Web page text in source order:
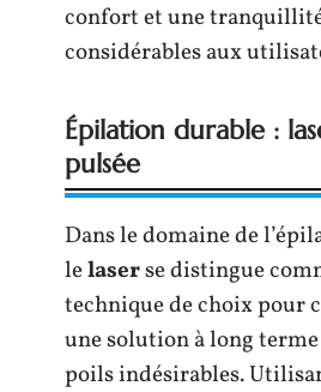
confort et une
considérables aux
Épilation durable :
pulsée
Dans le domaine de
lelaserse distingue
technique de choix pour
une solution à long
poils indésirables.